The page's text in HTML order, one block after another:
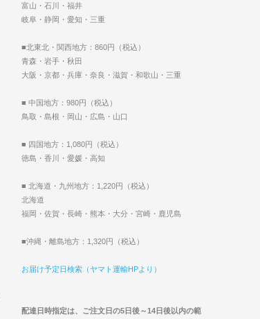
富山・石川・福井
岐阜・静岡・愛知・三重
■北東北・関西地方：860円（税込）
青森・岩手・秋田
大阪・京都・兵庫・奈良・滋賀・和歌山・三重
■ 中国地方：980円（税込）
鳥取・島根・岡山・広島・山口
■ 四国地方：1,080円（税込）
徳島・香川・愛媛・高知
■ 北海道・九州地方：1,220円（税込）
北海道
福岡・佐賀・長崎・熊本・大分・宮崎・鹿児島
■沖縄・離島地方：1,320円（税込）
お届け予定日検索（ヤマト運輸HPより）
配達日時指定は、ご注文日の5日後～14日後以内の範